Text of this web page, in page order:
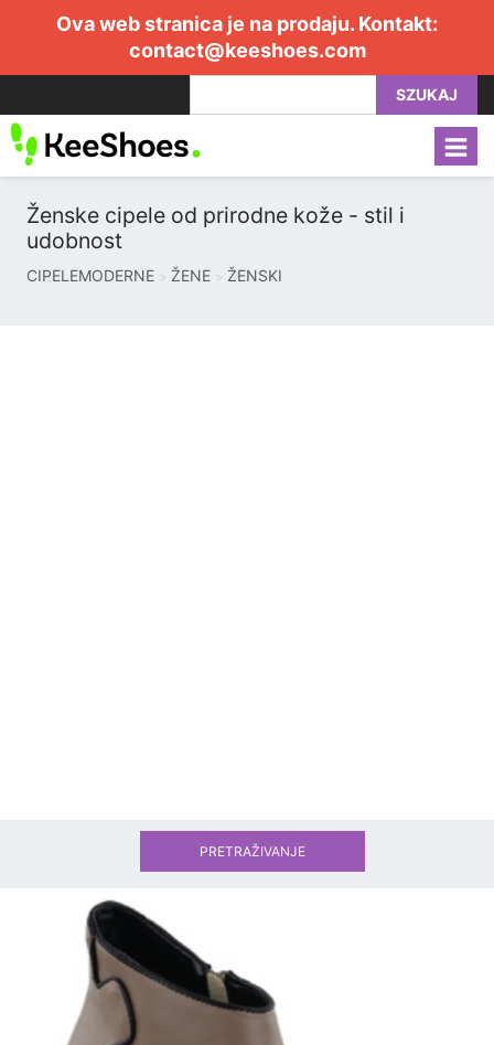
Ova web stranica je na prodaju. Kontakt:
contact@keeshoes.com
SZUKAJ
Ženske cipele od prirodne kože - stil i
udobnost
CIPELEMODERNE ŽENE ŽENSKI
PRETRAŽIVANJE